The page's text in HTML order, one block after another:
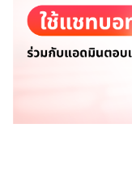
WeChat OA
AI Solution